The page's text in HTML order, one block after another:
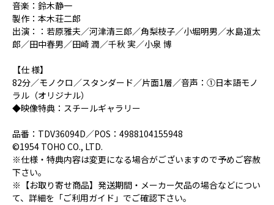
音楽：鈴木静一
製作：本木荘二郎
出演：：若原雅夫／河津清三郎／角梨枝子／小堀明男／水島道太
郎／田中春男／田崎 潤／千秋 実／小泉 博
【仕 様】
82分／モノクロ／スタンダード／片面1層／音声：①日本語モノ
ラル（オリジナル）
◆映像特典：スチールギャラリー
品番：TDV36094D／POS：4988104155948
©1954 TOHO CO., LTD.
※仕様・特典内容は変更になる場合がございますので予めご容赦
下さい。
※【お取り寄せ商品】発送期間・メーカー欠品の場合などについ
て、詳細を「ご利用ガイド」でご確認下さい。